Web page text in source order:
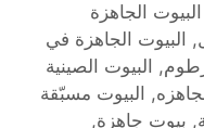
البيوت الجاهزة
, البيوت الجاهزة في
, البيوت الصينية
, البيوت مسبّقة
, بيوت جاهزة,